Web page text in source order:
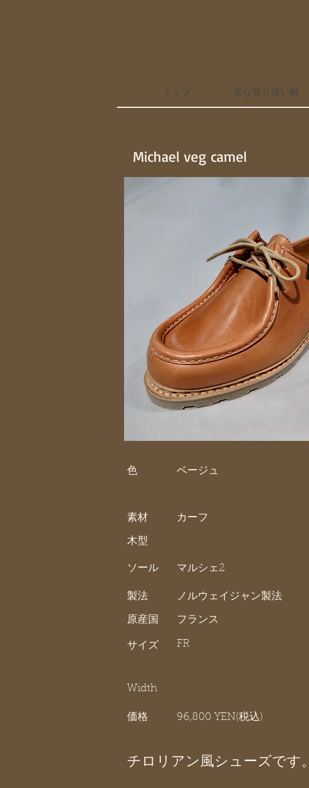
トップ 主な取り扱い靴
Michael veg camel
色 ベージュ
素材
木型
ソール
製法
原産国
サイズ
カーフ
マルシェ2
ノルウェイジャン製法
フランス
FR
Width
価格 96,800 YEN(税込)
チロリアン風シューズです。